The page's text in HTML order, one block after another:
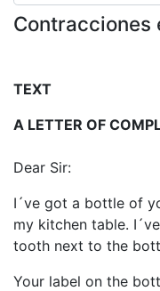
Contracciones
TEXT
A LETTER OF
Dear Sir:
I´ve got a bottle of
my kitchen table.
tooth next to the
Your label on the